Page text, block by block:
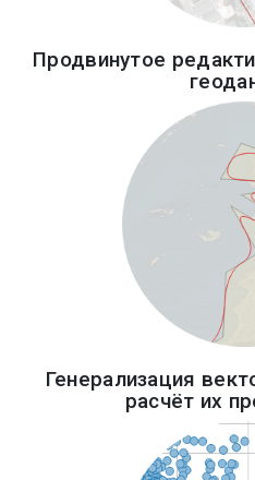
Продвинутое
Генерализация
расчёт их